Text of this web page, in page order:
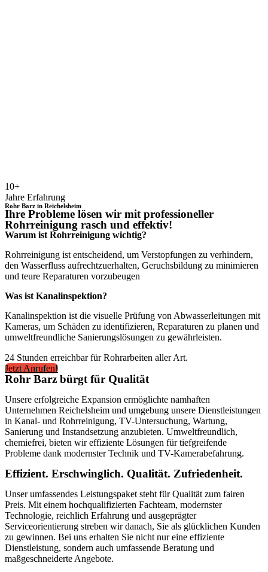
10+
Jahre Erfahrung
Rohr Barz in Reichelsheim
Ihre Probleme lösen wir mit professioneller
Rohrreinigung rasch und effektiv!
Warum ist Rohrreinigung wichtig?
Rohrreinigung ist entscheidend, um Verstopfungen zu verhindern,
den Wasserfluss aufrechtzuerhalten, Geruchsbildung zu minimieren
und teure Reparaturen vorzubeugen
Was ist Kanalinspektion?
Kanalinspektion ist die visuelle Prüfung von Abwasserleitungen mit
Kameras, um Schäden zu identifizieren, Reparaturen zu planen und
umweltfreundliche Sanierungslösungen zu gewährleisten.
24 Stunden erreichbar für Rohrarbeiten aller Art.
Jetzt Anrufen!
Rohr Barz bürgt für Qualität
Unsere erfolgreiche Expansion ermöglichte namhaften
Unternehmen Reichelsheim und umgebung unsere Dienstleistungen
in Kanal- und Rohrreinigung, TV-Untersuchung, Wartung,
Sanierung und Instandsetzung anzubieten. Umweltfreundlich,
chemiefrei, bieten wir effiziente Lösungen für tiefgreifende
Probleme dank modernster Technik und TV-Kamerabefahrung.
Effizient. Erschwinglich. Qualität. Zufriedenheit.
Unser umfassendes Leistungspaket steht für Qualität zum fairen
Preis. Mit einem hochqualifizierten Fachteam, modernster
Technologie, reichlich Erfahrung und ausgeprägter
Serviceorientierung streben wir danach, Sie als glücklichen Kunden
zu gewinnen. Bei uns erhalten Sie nicht nur eine effiziente
Dienstleistung, sondern auch umfassende Beratung und
maßgeschneiderte Angebote.